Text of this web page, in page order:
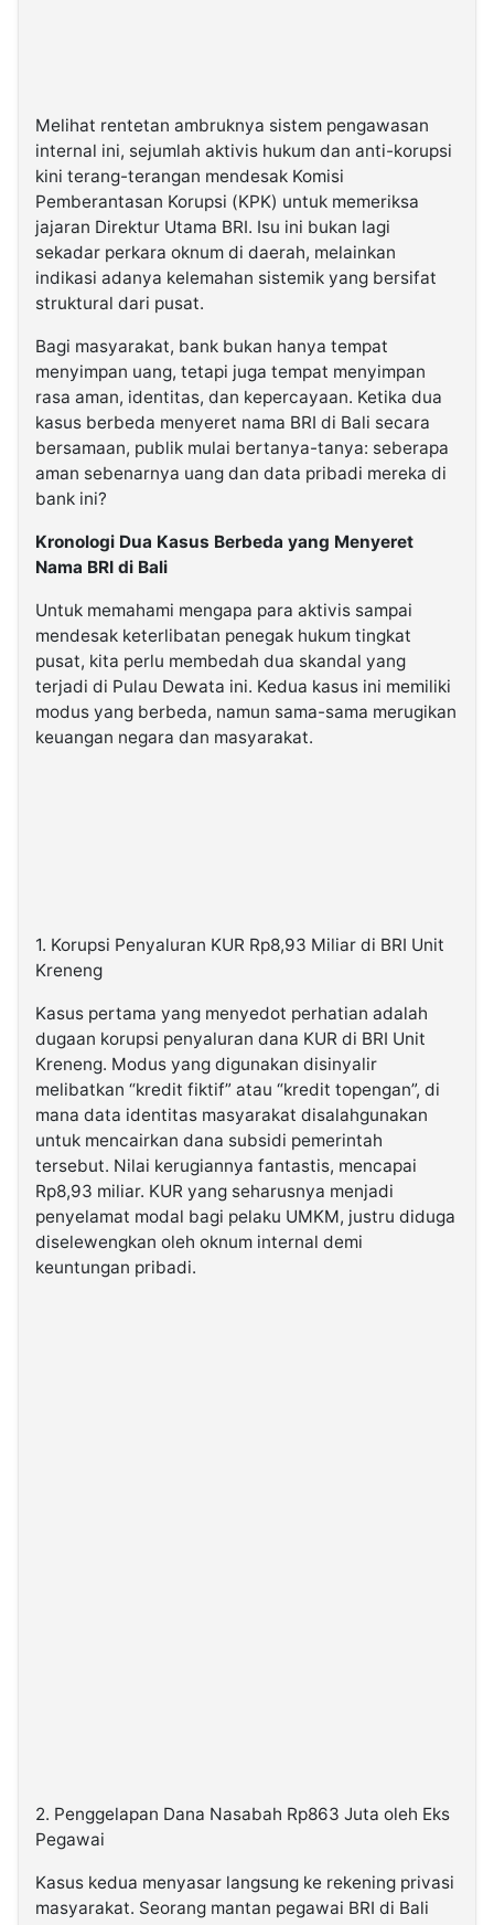
Melihat rentetan ambruknya sistem pengawasan
internal ini, sejumlah aktivis hukum dan anti-korupsi
kini terang-terangan mendesak Komisi
Pemberantasan Korupsi (KPK) untuk memeriksa
jajaran Direktur Utama BRI. Isu ini bukan lagi
sekadar perkara oknum di daerah, melainkan
indikasi adanya kelemahan sistemik yang bersifat
struktural dari pusat.
Bagi masyarakat, bank bukan hanya tempat
menyimpan uang, tetapi juga tempat menyimpan
rasa aman, identitas, dan kepercayaan. Ketika dua
kasus berbeda menyeret nama BRI di Bali secara
bersamaan, publik mulai bertanya-tanya: seberapa
aman sebenarnya uang dan data pribadi mereka di
bank ini?
Kronologi Dua Kasus Berbeda yang Menyeret
Nama BRI di Bali
Untuk memahami mengapa para aktivis sampai
mendesak keterlibatan penegak hukum tingkat
pusat, kita perlu membedah dua skandal yang
terjadi di Pulau Dewata ini. Kedua kasus ini memiliki
modus yang berbeda, namun sama-sama merugikan
keuangan negara dan masyarakat.
1. Korupsi Penyaluran KUR Rp8,93 Miliar di BRI Unit
Kreneng
Kasus pertama yang menyedot perhatian adalah
dugaan korupsi penyaluran dana KUR di BRI Unit
Kreneng. Modus yang digunakan disinyalir
melibatkan “kredit fiktif” atau “kredit topengan”, di
mana data identitas masyarakat disalahgunakan
untuk mencairkan dana subsidi pemerintah
tersebut. Nilai kerugiannya fantastis, mencapai
Rp8,93 miliar. KUR yang seharusnya menjadi
penyelamat modal bagi pelaku UMKM, justru diduga
diselewengkan oleh oknum internal demi
keuntungan pribadi.
2. Penggelapan Dana Nasabah Rp863 Juta oleh Eks
Pegawai
Kasus kedua menyasar langsung ke rekening privasi
masyarakat. Seorang mantan pegawai BRI di Bali